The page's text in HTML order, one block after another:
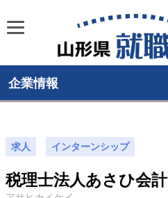
企業情報
求人 インターンシップ
税理士法人あさひ会計